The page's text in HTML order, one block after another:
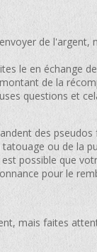
de l'argent,
le en échange
de la
questions et
des pseudos
ou de la
possible que
pour le
mais faites